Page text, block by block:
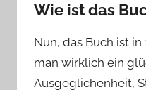
Wie ist das
Nun, das Buch ist
man wirklich ein
Ausgeglichenheit,